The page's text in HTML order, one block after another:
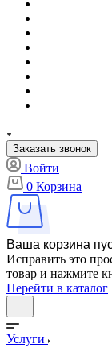
Заказать звонок
Войти
0 Корзина
Ваша корзина
Исправить это
товар и нажмите
Перейти в каталог
Услуги